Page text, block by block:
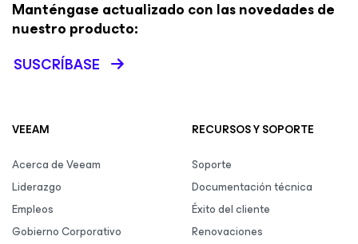
Manténgase actualizado con las novedades de
nuestro producto:
SUSCRÍBASE
VEEAM
Acerca de Veeam
Liderazgo
Empleos
Gobierno Corporativo
RECURSOS Y SOPORTE
Soporte
Documentación técnica
Éxito del cliente
Renovaciones